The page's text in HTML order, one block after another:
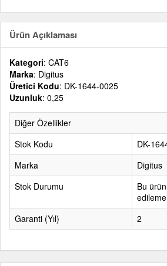
Ürün Açıklaması
Kategori: CAT6
Marka: Digitus
Üretici Kodu: DK-1644-0025
Uzunluk: 0,25
Diğer Özellikler
Stok Kodu
DK-
Marka
Digitus
Stok Durumu
Bu
Garanti (Yıl)
2